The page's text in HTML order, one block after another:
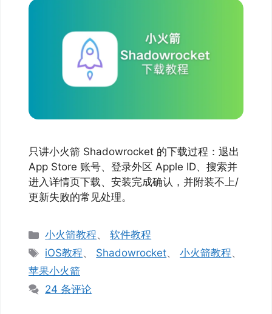
只讲小火箭 Shadowrocket 的下载过程：退出
App Store 账号、登录外区 Apple ID、搜索并
进入详情页下载、安装完成确认，并附装不上/
更新失败的常见处理。
分
类
小火箭教程、软件教程
标
签
iOS教程、 Shadowrocket、小火箭教程、
苹果小火箭
24 条评论